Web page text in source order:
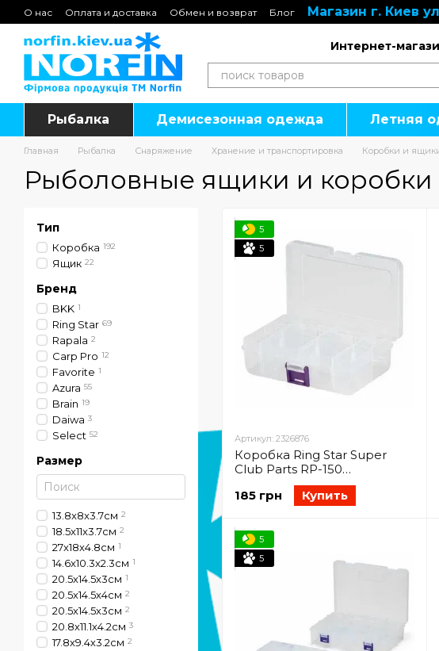
Перейти к основному контенту
О нас Оплата и доставка Обмен и возврат Блог Магазин г. Киев
Подарочные сертификаты
Интернет-
Рыбалка Демисезонная одежда Летняя
Главная Рыбалка Снаряжение Хранение и транспортировка Коробки и
Рыболовные ящики и коробки
5
5
Артикул: 2326876
Коробка Ring Star Super
Club Parts RP-150
145x98x49mm (2326876)
185 грн Купить
5
5
Тип
Коробка 192
Ящик 22
Бренд
BKK 1
Ring Star 69
Rapala 2
Carp Pro 12
Favorite 1
Azura 55
Brain 19
Daiwa 3
Select 52
Размер
13.8x8x3.7см 2
18.5x11x3.7см 2
27x18x4.8см 1
14.6x10.3x2.3cм 1
20.5х14.5х3см 1
20.5х14.5х4cм 2
20.5х14.5х3cм 2
20.8х11.1х4.2cм 3
17.8х9.4х3.2cм 2